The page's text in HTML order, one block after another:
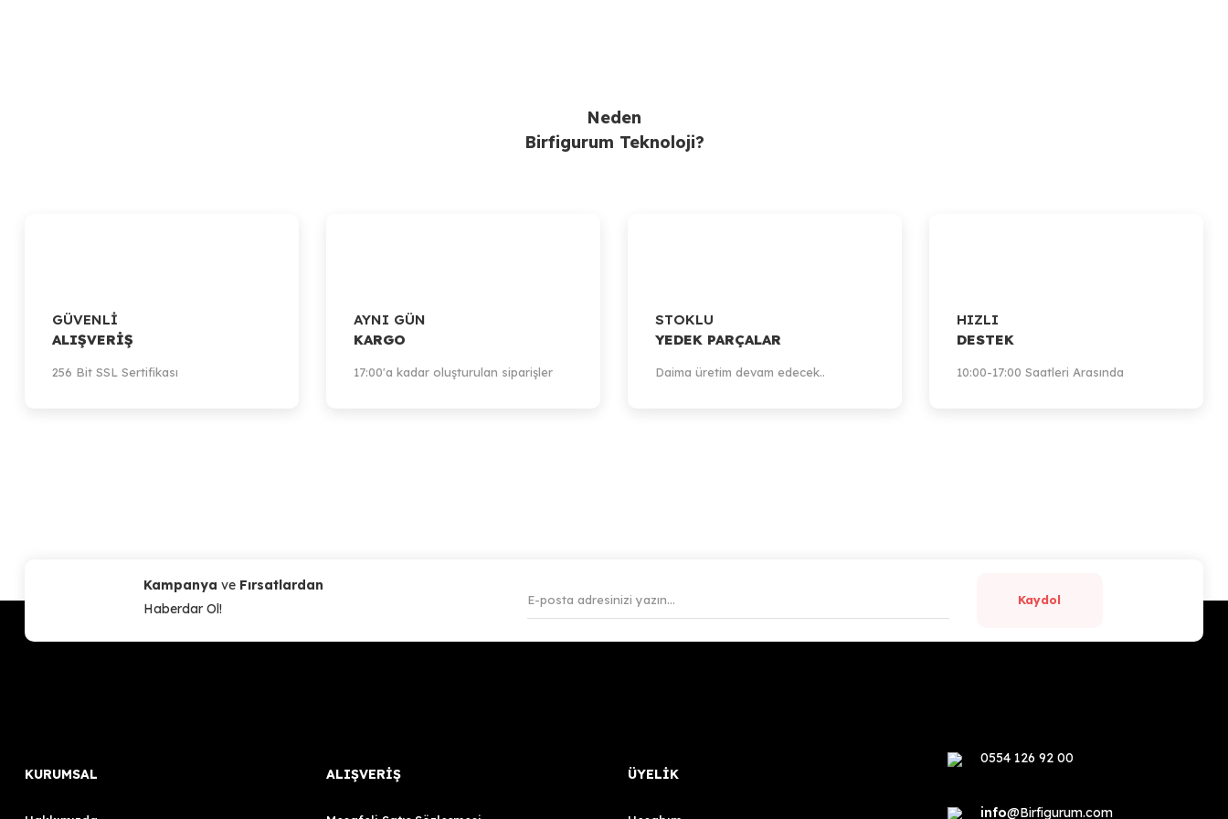
Neden
Birfigurum Teknoloji?
GÜVENLİ
ALIŞVERİŞ
256 Bit SSL Sertifikası
AYNI GÜN
KARGO
17:00'a kadar oluşturulan siparişler
STOKLU
YEDEK PARÇALAR
Daima üretim devam edecek..
HIZLI
DESTEK
10:00-17:00 Saatleri Arasında
Kampanya ve Fırsatlardan
Haberdar Ol!
Kaydol
KURUMSAL ALIŞVERİŞ ÜYELİK
0554 126 92 00
info@Birfigurum.com